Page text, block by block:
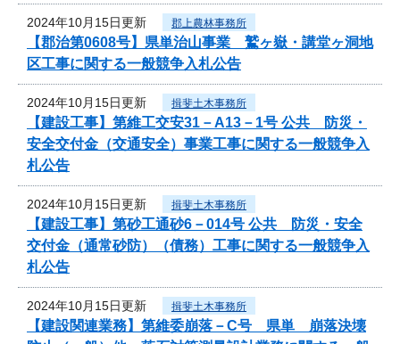
2024年10月15日更新 郡上農林事務所
【郡治第0608号】県単治山事業 鷲ヶ嶽・講堂ヶ洞地
区工事に関する一般競争入札公告
2024年10月15日更新 揖斐土木事務所
【建設工事】第維工交安31－A13－1号 公共 防災・
安全交付金（交通安全）事業工事に関する一般競争入
札公告
2024年10月15日更新 揖斐土木事務所
【建設工事】第砂工通砂6－014号 公共 防災・安全
交付金（通常砂防）（債務）工事に関する一般競争入
札公告
2024年10月15日更新 揖斐土木事務所
【建設関連業務】第維委崩落－C号 県単 崩落決壊